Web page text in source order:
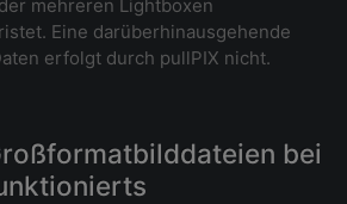
mehreren Lightboxen
Eine darüberhinausgehende
erfolgt durch pullPIX nicht.
bei